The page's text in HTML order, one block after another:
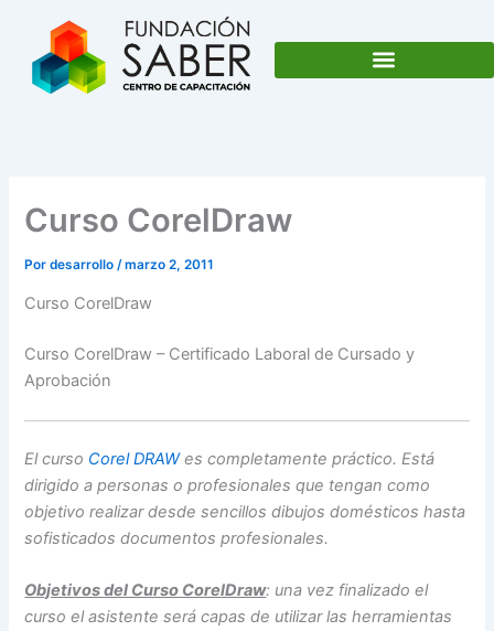
contenido
Curso CorelDraw
Pordesarrollo/marzo 2, 2011
Curso CorelDraw
Curso CorelDraw – Certificado Laboral de Cursado y
Aprobación
El curso Corel DRAWes completamente práctico. Está
dirigido a personas o profesionales que tengan como
objetivo realizar desde sencillos dibujos domésticos hasta
sofisticados documentos profesionales.
Objetivosdel Curso CorelDraw: una vez finalizado el
curso el asistente será capas de utilizar las herramientas